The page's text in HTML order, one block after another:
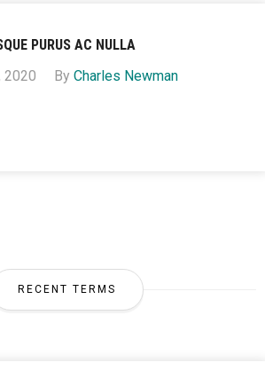
PURUS AC NULLA
2020
By Charles Newman
RECENT TERMS